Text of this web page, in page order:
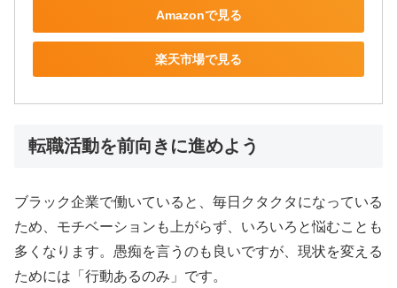
Amazonで見る
楽天市場で見る
転職活動を前向きに進めよう
ブラック企業で働いていると、毎日クタクタになっている
ため、モチベーションも上がらず、いろいろと悩むことも
多くなります。愚痴を言うのも良いですが、現状を変える
ためには「行動あるのみ」です。